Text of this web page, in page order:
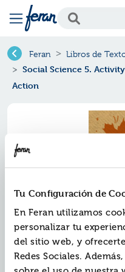
Tu Configuración de
En Feran utilizamos
personalizar tu
del sitio web, y
Redes Sociales.
Feran Libros de
Social Science 5.
Action
Social